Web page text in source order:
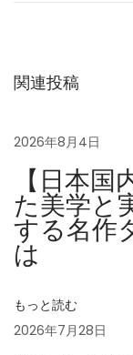
ッ
ス
ト
ナ
の
徴
2
関連投稿
2026年8月4日
【日本国
た美学と
する名作
は
もっと読む
2026年7月28日